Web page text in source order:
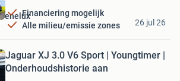
Financiering mogelijk
Alle milieu/emissie zones
26 jul 26
Jaguar XJ 3.0 V6 Sport | Youngtimer |
Onderhoudshistorie aan